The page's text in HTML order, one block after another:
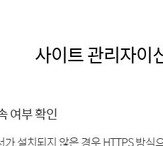
사이트 관리자이
여부 확인
가 설치되지 않은 경우 HTTPS 방식